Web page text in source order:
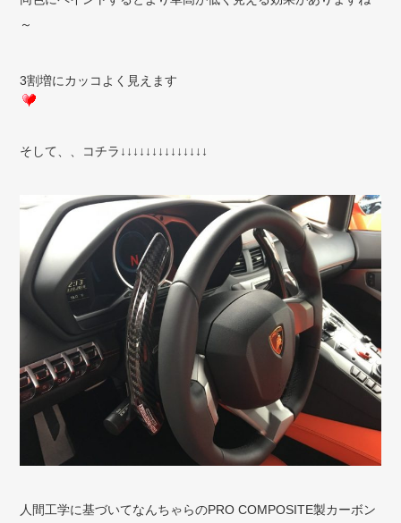
～
3割増にカッコよく見えます
そして、、コチラ↓↓↓↓↓↓↓↓↓↓↓↓↓↓
人間工学に基づいてなんちゃらのPRO COMPOSITE製カーボン